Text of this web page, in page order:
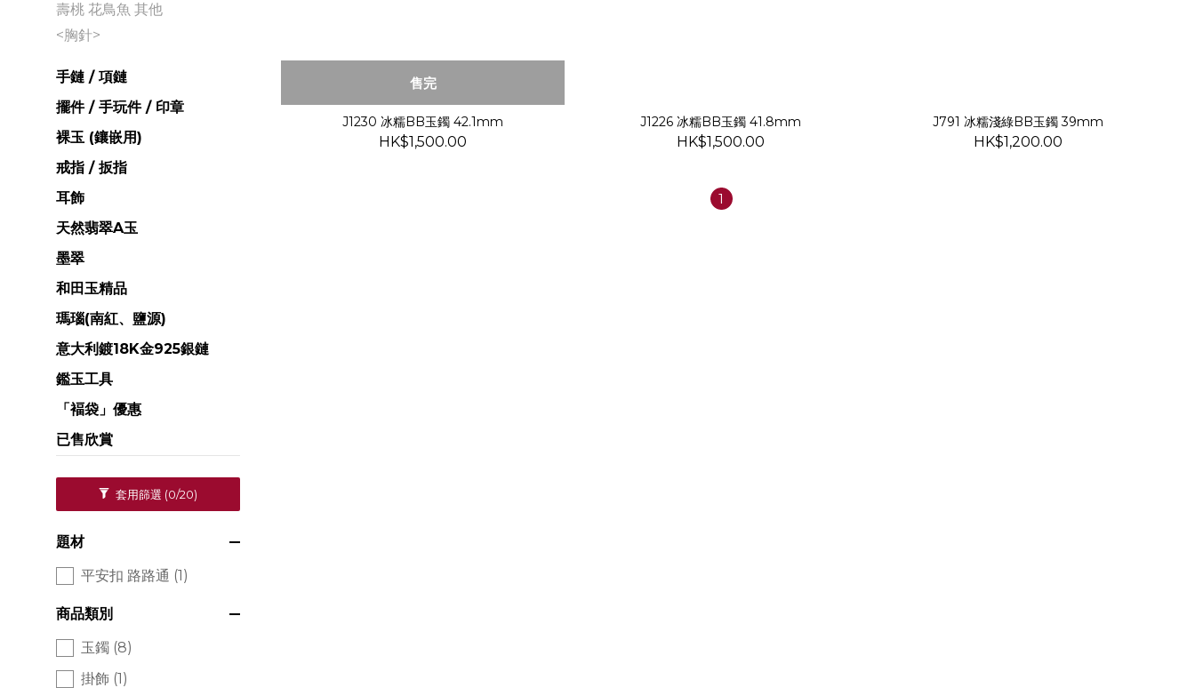
壽桃 花鳥魚 其他
<胸針>
手鏈 / 項鏈
擺件 / 手玩件 / 印章
裸玉 (鑲嵌用)
戒指 / 扳指
耳飾
天然翡翠A玉
墨翠
和田玉精品
瑪瑙(南紅、鹽源)
意大利鍍18K金925銀鏈
鑑玉工具
「褔袋」優惠
已售欣賞
套用篩選 (0/20)
題材
平安扣 路路通 (1)
商品類別
玉鐲 (8)
掛飾 (1)
售完
J1230 冰糯BB玉鐲 42.1mm
HK$1,500.00
J1226 冰糯BB玉鐲 41.8mm
HK$1,500.00
J791 冰糯淺綠BB玉鐲 39mm
HK$1,200.00
1